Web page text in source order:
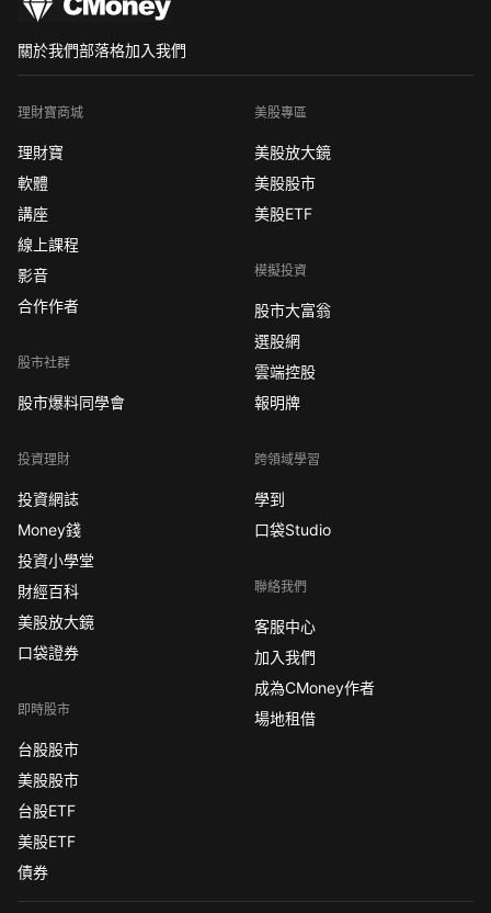
關於我們部落格加入我們
理財寶商城
理財寶
軟體
講座
線上課程
影音
合作作者
股市社群
股市爆料同學會
投資理財
投資網誌
Money錢
投資小學堂
財經百科
美股放大鏡
口袋證券
即時股市
台股股市
美股股市
台股ETF
美股ETF
債券
美股專區
美股放大鏡
美股股市
美股ETF
模擬投資
股市大富翁
選股網
雲端控股
報明牌
跨領域學習
學到
口袋Studio
聯絡我們
客服中心
加入我們
成為CMoney作者
場地租借